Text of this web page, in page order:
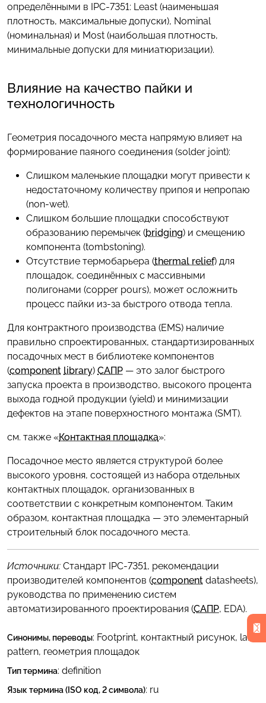
определёнными в IPC-7351: Least (наименьшая
плотность, максимальные допуски), Nominal
(номинальная) и Most (наибольшая плотность,
минимальные допуски для миниатюризации).
Влияние на качество пайки и
технологичность
Геометрия посадочного места напрямую влияет на
формирование паяного соединения (solder joint):
Слишком маленькие площадки могут привести к
недостаточному количеству припоя и непропаю
(non-wet).
Слишком большие площадки способствуют
образованию перемычек (bridging) и смещению
компонента (tombstoning).
Отсутствие термобарьера (thermal relief) для
площадок, соединённых с массивными
полигонами (copper pours), может осложнить
процесс пайки из-за быстрого отвода тепла.
Для контрактного производства (EMS) наличие
правильно спроектированных, стандартизированных
посадочных мест в библиотеке компонентов
(component library) САПР — это залог быстрого
запуска проекта в производство, высокого процента
выхода годной продукции (yield) и минимизации
дефектов на этапе поверхностного монтажа (SMT).
см. также «Контактная площадка»:
Посадочное место является структурой более
высокого уровня, состоящей из набора отдельных
контактных площадок, организованных в
соответствии с конкретным компонентом. Таким
образом, контактная площадка — это элементарный
строительный блок посадочного места.
Источники: Стандарт IPC-7351, рекомендации
производителей компонентов (component datasheets),
руководства по применению систем
автоматизированного проектирования (САПР, EDA).
Синонимы, переводы: Footprint, контактный рисунок, land
pattern, геометрия площадок
Тип термина: definition
Язык термина (ISO код, 2 символа): ru